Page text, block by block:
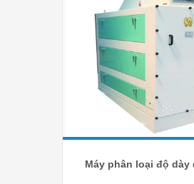
Máy phân loại độ dày